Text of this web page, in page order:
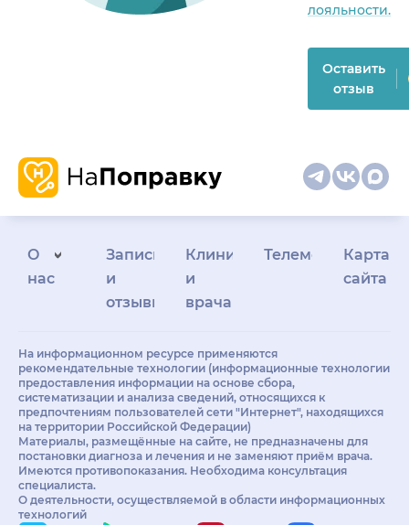
лояльности.
Оставить
отзыв
О
нас
Запись
и
отзывы
Клиникам
и
врачам
Телемедицина
Карта
сайта
На информационном ресурсе применяются
рекомендательные технологии (информационные технологии
предоставления информации на основе сбора,
систематизации и анализа сведений, относящихся к
предпочтениям пользователей сети "Интернет", находящихся
на территории Российской Федерации)
Материалы, размещённые на сайте, не предназначены для
постановки диагноза и лечения и не заменяют приём врача.
Имеются противопоказания. Необходима консультация
специалиста.
О деятельности, осуществляемой в области информационных
технологий